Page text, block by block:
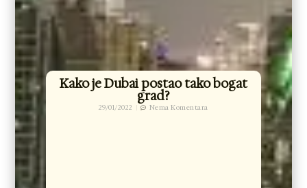
Kako je Dubai postao tako bogat
grad?
29/01/2022 Nema Komentara